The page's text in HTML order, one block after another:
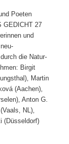
Poeten
GEDICHT 27
und
die Natur-
Birgit
Martin
(Aachen),
Anton G.
NL),
(Düsseldorf)